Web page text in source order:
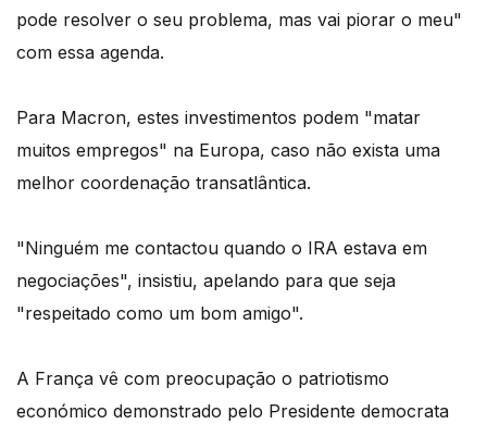
pode resolver o seu problema, mas vai piorar o meu"
com essa agenda.
Para Macron, estes investimentos podem "matar
muitos empregos" na Europa, caso não exista uma
melhor coordenação transatlântica.
"Ninguém me contactou quando o IRA estava em
negociações", insistiu, apelando para que seja
"respeitado como um bom amigo".
A França vê com preocupação o patriotismo
económico demonstrado pelo Presidente democrata